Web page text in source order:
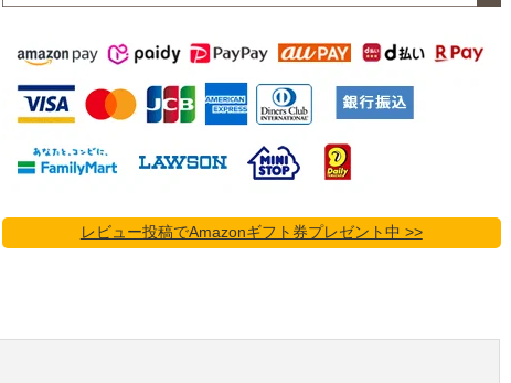
レビュー投稿でAmazonギフト券プレゼント中 >>